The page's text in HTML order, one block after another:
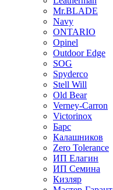
Mr.BLADE
Navy
ONTARIO
Opinel
Outdoor Edge
SOG
Spyderco
Stell Will
Old Bear
Verney-Carron
Victorinox
Барс
Калашников
Zero Tolerance
ИП Елагин
ИП Семина
Кизляр